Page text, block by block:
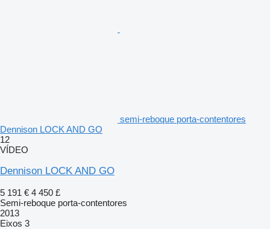
semi-reboque porta-contentores
Dennison LOCK AND GO
12
VÍDEO
Dennison LOCK AND GO
5 191 € 4 450 £
Semi-reboque porta-contentores
2013
Eixos 3